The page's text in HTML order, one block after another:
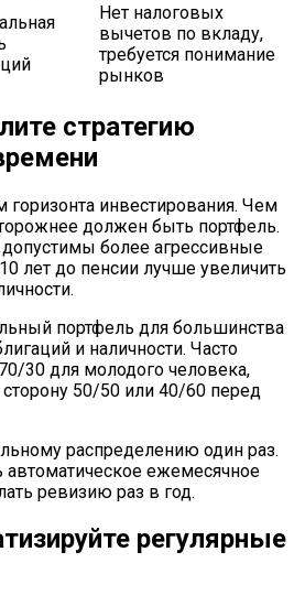
Нет налоговых
вычетов по вкладу,
требуется понимание
рынков
стратегию
горизонта инвестирования. Чем
должен быть портфель.
более агрессивные
лет до пенсии лучше увеличить
портфель для большинства
и наличности. Часто
30 для молодого человека,
50/50 или 40/60 перед
распределению один раз.
автоматическое ежемесячное
ревизию раз в год.
регулярные